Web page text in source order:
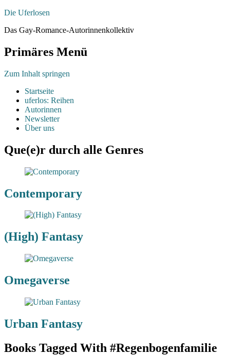
Die Uferlosen
Das Gay-Romance-Autorinnenkollektiv
Primäres Menü
Zum Inhalt springen
Startseite
uferlos: Reihen
Autorinnen
Newsletter
Über uns
Que(e)r durch alle Genres
Contemporary
(High) Fantasy
Omegaverse
Urban Fantasy
Books Tagged With #Regenbogenfamilie